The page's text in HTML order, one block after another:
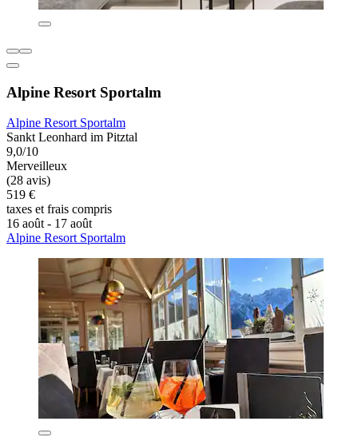
Alpine Resort Sportalm
Alpine Resort Sportalm
Sankt Leonhard im Pitztal
9,0/10
Merveilleux
(28 avis)
519 €
taxes et frais compris
16 août - 17 août
Alpine Resort Sportalm